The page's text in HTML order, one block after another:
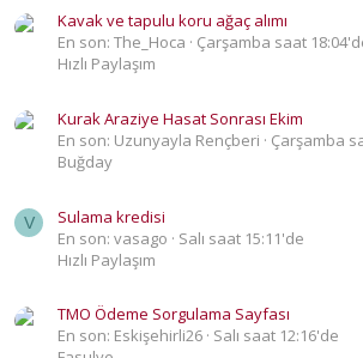
Kavak ve tapulu koru ağaç alımı
En son: The_Hoca
Çarşamba saat
Hızlı Paylaşım
Kurak Araziye Hasat Sonrası Ekim
En son: Uzunyayla Rençberi
Çarşamba
Buğday
V
Sulama kredisi
En son: vasago
Salı saat 15:11'de
Hızlı Paylaşım
TMO Ödeme Sorgulama Sayfası
En son: Eskişehirli26 Salı saat 12:16'de